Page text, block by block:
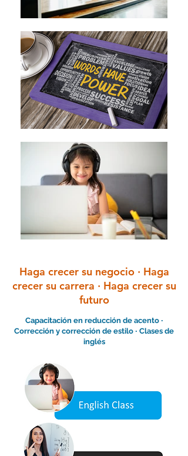
Haga crecer su negocio ∙ Haga
crecer su carrera ∙ Haga crecer su
futuro
Capacitación en reducción de acento ∙
Corrección y corrección de estilo ∙ Clases de
inglés